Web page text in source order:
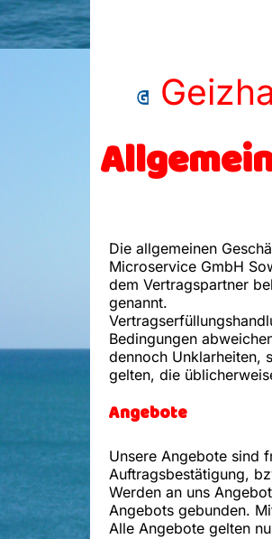
Die allgemeinen
Microservice GmbH
dem Vertragspartner
genannt.
Bedingungen
dennoch Unklarheiten,
gelten, die
Angebote
Unsere Angebote sind
Auftragsbestätigung,
Werden an uns
Angebots gebunden.
Alle Angebote gelten